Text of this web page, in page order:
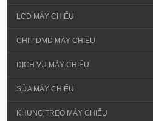
LCD MÁY CHIẾU
CHIP DMD MÁY CHIẾU
DỊCH VỤ MÁY CHIẾU
SỬA MÁY CHIẾU
KHUNG TREO MÁY CHIẾU